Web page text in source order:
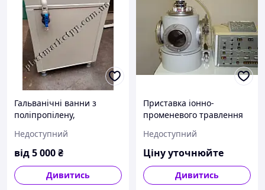
Гальванічні ванни з
поліпропілену,
Недоступний
від5 000₴
Дивитись
Приставка іонно-
променевого травлення
Недоступний
Ціну уточнюйте
Дивитись